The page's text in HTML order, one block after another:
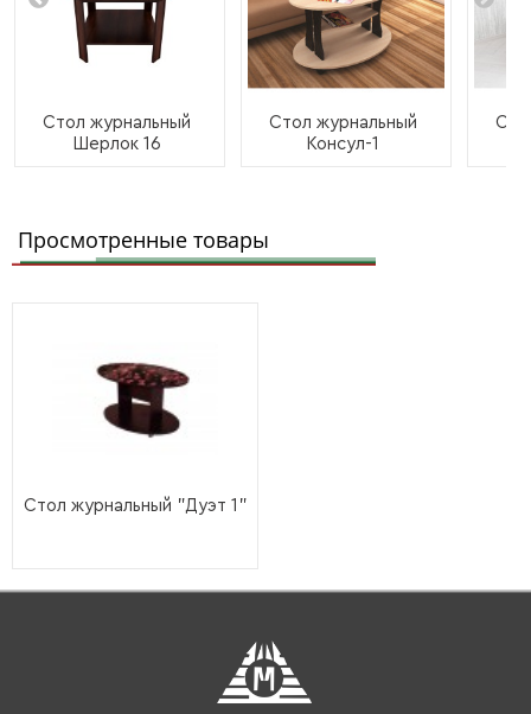
Стол журнальный
Шерлок 16
Стол журнальный
Консул-1
Просмотренные товары
Стол журнальный "Дуэт 1"